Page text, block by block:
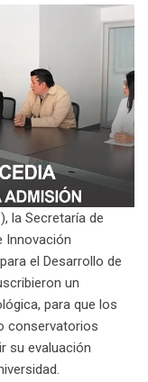
la Secretaría de
Innovación
el Desarrollo de
un
para que los
conservatorios
su evaluación